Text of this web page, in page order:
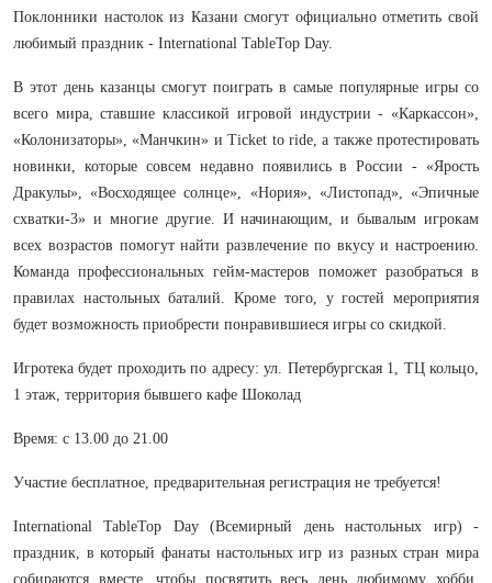
Поклонники настолок из Казани смогут официально отметить свой
любимый праздник - International TableTop Day.
В этот день казанцы смогут поиграть в самые популярные игры со
всего мира, ставшие классикой игровой индустрии - «Каркассон»,
«Колонизаторы», «Манчкин» и Ticket to ride, а также протестировать
новинки, которые совсем недавно появились в России - «Ярость
Дракулы», «Восходящее солнце», «Нория», «Листопад», «Эпичные
схватки-3» и многие другие. И начинающим, и бывалым игрокам
всех возрастов помогут найти развлечение по вкусу и настроению.
Команда профессиональных гейм-мастеров поможет разобраться в
правилах настольных баталий. Кроме того, у гостей мероприятия
будет возможность приобрести понравившиеся игры со скидкой.
Игротека будет проходить по адресу: ул. Петербургская 1, ТЦ кольцо,
1 этаж, территория бывшего кафе Шоколад
Время: с 13.00 до 21.00
Участие бесплатное, предварительная регистрация не требуется!
International TableTop Day (Всемирный день настольных игр) -
праздник, в который фанаты настольных игр из разных стран мира
собираются вместе, чтобы посвятить весь день любимому хобби.